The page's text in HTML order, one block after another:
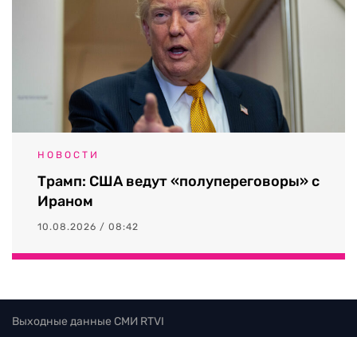
НОВОСТИ
Трамп: США ведут «полупереговоры» с
Ираном
10.08.2026 / 08:42
Выходные данные СМИ RTVI